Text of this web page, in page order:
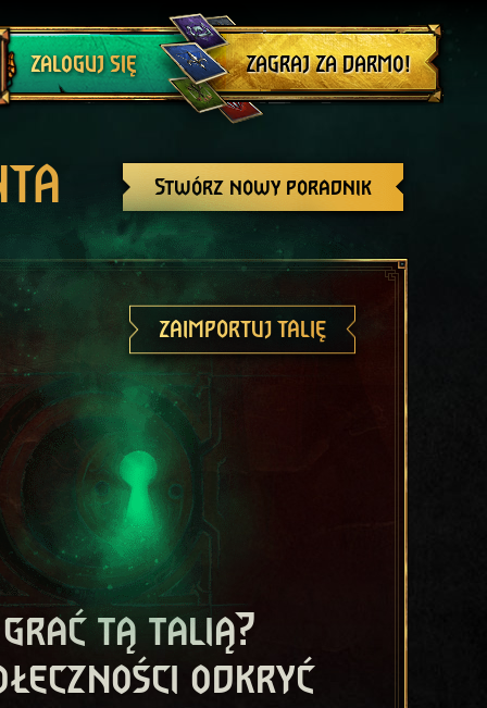
ZALOGUJ SIĘ
Wyloguj się
ZAGRAJ ZA DARMO!
Stwórz nowy poradnik
ZAIMPORTUJ TALIĘ
grać tą talią?
odkryć